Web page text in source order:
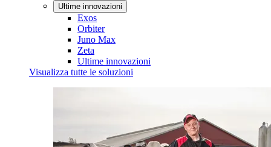
Ultime innovazioni
Exos
Orbiter
Juno Max
Zeta
Ultime innovazioni
Visualizza tutte le soluzioni